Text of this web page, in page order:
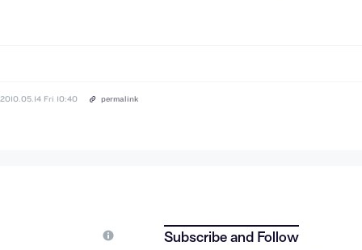
2010.05.14 Fri 10:40 permalink